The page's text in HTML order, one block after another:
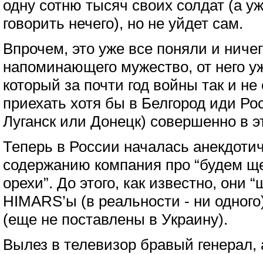
одну сотню тысяч своих солдат (а
говорить нечего), но не уйдет сам.
Впрочем, это уже все поняли и
напоминающего мужество, от него
который за почти год войны так и не
приехать хотя бы в Белгород иди
Луганск или Донецк) совершенно в
Теперь в России началась
содержанию компания про “будем
орехи”. До этого, как известно, они
HIMARS’ы (в реальности - ни
(еще не поставлены в Украину).
Вылез в телевизор бравый генерал,